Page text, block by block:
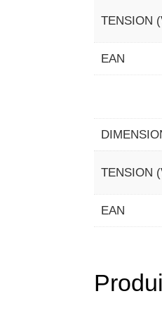
TENSION
EAN
TENSION
EAN